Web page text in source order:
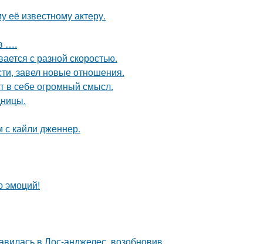
известному актеру.
….
с разной скоростью.
завел новые отношения.
в себе огромный смысл.
с кайли дженнер.
эмоций!